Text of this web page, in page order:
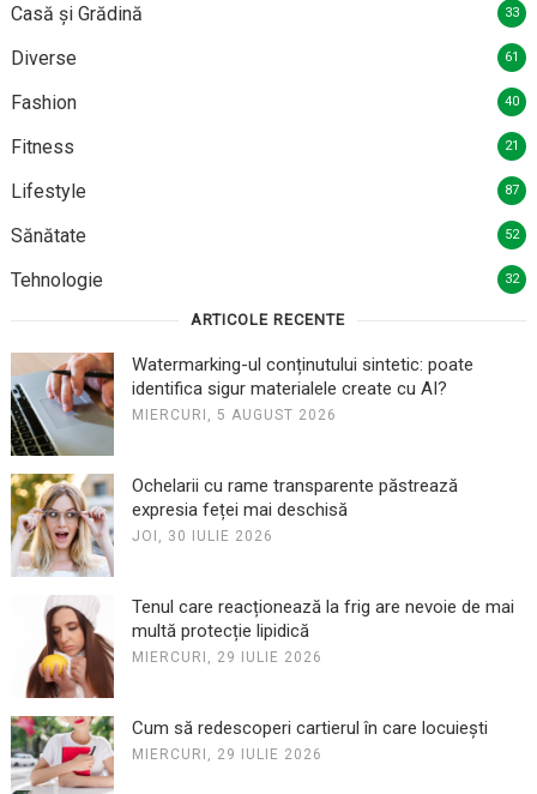
Casă și Grădină 33
Diverse 61
Fashion 40
Fitness 21
Lifestyle 87
Sănătate 52
Tehnologie 32
ARTICOLE RECENTE
Watermarking-ul conținutului sintetic: poate
identifica sigur materialele create cu AI?
MIERCURI, 5 AUGUST 2026
Ochelarii cu rame transparente păstrează
expresia feței mai deschisă
JOI, 30 IULIE 2026
Tenul care reacționează la frig are nevoie de mai
multă protecție lipidică
MIERCURI, 29 IULIE 2026
Cum să redescoperi cartierul în care locuiești
MIERCURI, 29 IULIE 2026